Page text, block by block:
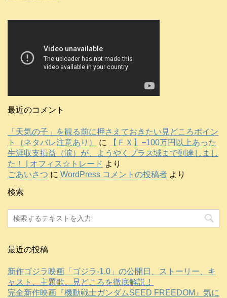
最近のコメント
「天気の子」を観る前に押さえておきたい見どころポイン
ト（ネタバレ注意あり）
に
【ＦＸ】−100万円以上あった
生涯収支損益（涙）が、ようやくプラス域まで到達しまし
た！ | オフィス☆トレード より
ごあいさつ に WordPress コメントの投稿者 より
検索
最近の投稿
新作ゴジラ映画「ゴジラ-1.0」の公開日、ストーリー、キ
ャスト、主題歌、見どころを徹底解説！
完全新作映画『機動戦士ガンダムSEED FREEDOM』気に